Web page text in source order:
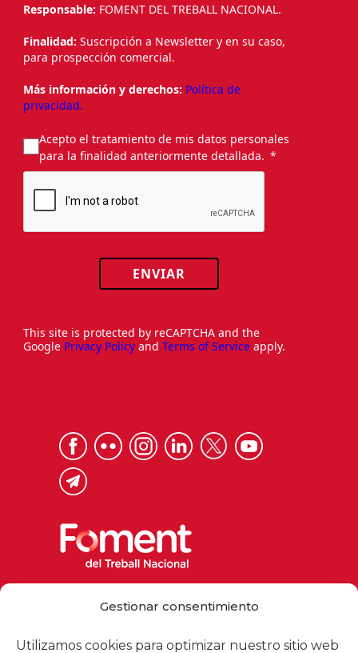
Gestionar consentimiento
Utilizamos cookies para optimizar nuestro sitio web
Responsable: FOMENT DEL TREBALL NACIONAL.
Finalidad: Suscripción a Newsletter y en su caso,
para prospección comercial.
Más información y derechos: Política de
privacidad.
Acepto el tratamiento de mis datos personales
para la finalidad anteriormente detallada.
ENVIAR
This site is protected by reCAPTCHA and the
Google Privacy Policy and Terms of Service apply.
foment@foment.com